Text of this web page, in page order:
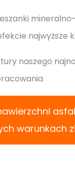
najwyższe
naszego
warunkach